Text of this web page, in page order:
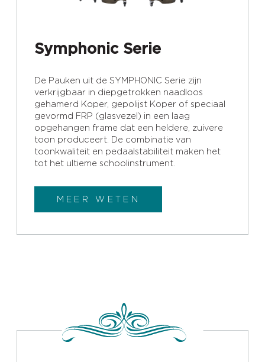
Symphonic Serie
De Pauken uit de SYMPHONIC Serie zijn
verkrijgbaar in diepgetrokken naadloos
gehamerd Koper, gepolijst Koper of speciaal
gevormd FRP (glasvezel) in een laag
opgehangen frame dat een heldere, zuivere
toon produceert. De combinatie van
toonkwaliteit en pedaalstabiliteit maken het
tot het ultieme schoolinstrument.
MEER WETEN